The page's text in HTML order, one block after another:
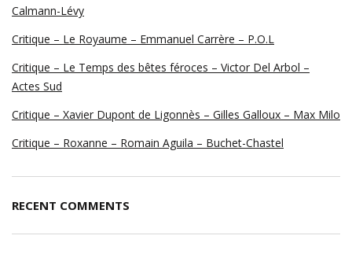
Calmann-Lévy
Critique – Le Royaume – Emmanuel Carrère – P.O.L
Critique – Le Temps des bêtes féroces – Victor Del Arbol –
Actes Sud
Critique – Xavier Dupont de Ligonnès – Gilles Galloux – Max Milo
Critique – Roxanne – Romain Aguila – Buchet-Chastel
RECENT COMMENTS